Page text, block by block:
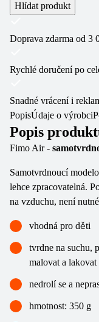
Hlídat produkt
Doprava zdarma od 3
Rychlé doručení po
Snadné vrácení i
PopisÚdaje o výrobci
Popis
Fimo Air -
Samotvrdnoucí
lehce zpracovatelná.
na vzduchu, není
vhodná pro děti
tvrdne na suchu,
malovat a lakovat
nedrolí se a
hmotnost: 350 g